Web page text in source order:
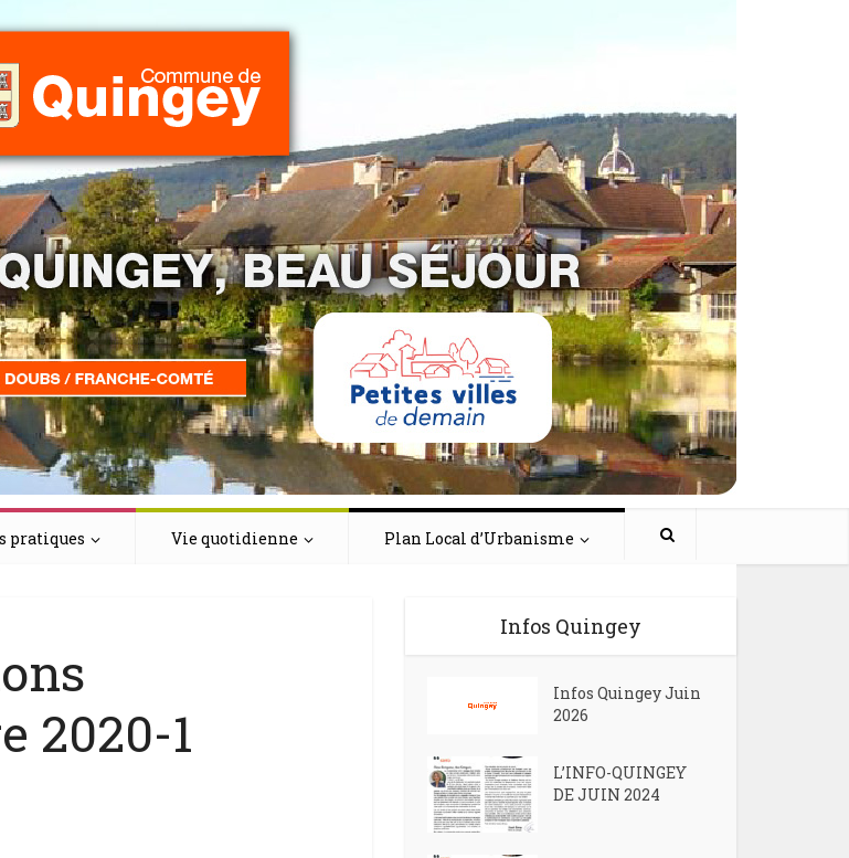
pratiques Vie quotidienne Plan Local d’Urbanisme
2020-1
Infos Quingey
Infos Quingey Juin
2026
L’INFO-QUINGEY
DE JUIN 2024